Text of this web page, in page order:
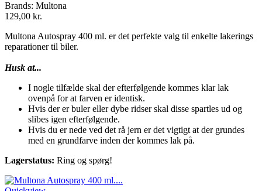
Brands: Multona
129,00 kr.
Multona Autospray 400 ml. er det perfekte valg til enkelte lakerings
reparationer til biler.
Husk at...
I nogle tilfælde skal der efterfølgende kommes klar lak
ovenpå for at farven er identisk.
Hvis der er buler eller dybe ridser skal disse spartles ud og
slibes igen efterfølgende.
Hvis du er nede ved det rå jern er det vigtigt at der grundes
med en grundfarve inden der kommes lak på.
Lagerstatus: Ring og spørg!